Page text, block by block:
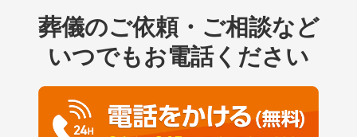
葬儀のご依頼・ご相談など
いつでもお電話ください